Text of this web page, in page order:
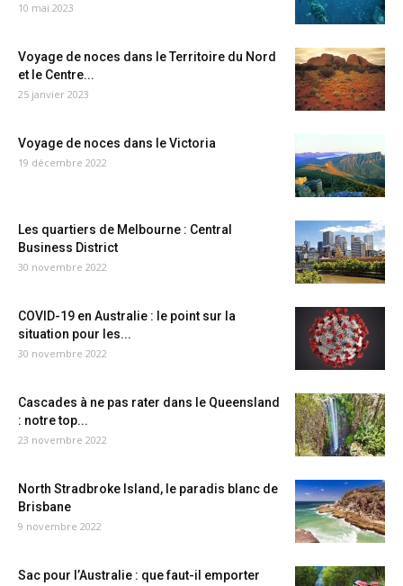
10 mai 2023
Voyage de noces dans le Territoire du Nord
et le Centre...
25 janvier 2023
Voyage de noces dans le Victoria
19 décembre 2022
Les quartiers de Melbourne : Central
Business District
30 novembre 2022
COVID-19 en Australie : le point sur la
situation pour les...
30 novembre 2022
Cascades à ne pas rater dans le Queensland
: notre top...
23 novembre 2022
North Stradbroke Island, le paradis blanc de
Brisbane
9 novembre 2022
Sac pour l’Australie : que faut-il emporter